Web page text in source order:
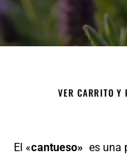
El «cantueso» es una
VER CARRITO Y